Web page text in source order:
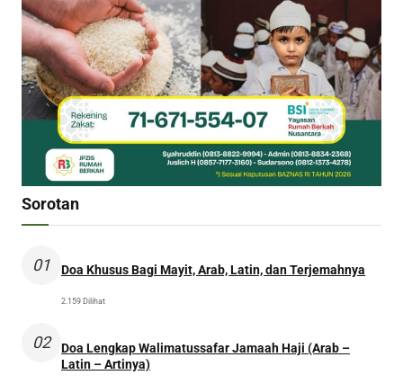
Sorotan
01 Doa Khusus Bagi Mayit, Arab, Latin, dan Terjemahnya
2.159 Dilihat
02
Doa Lengkap Walimatussafar Jamaah Haji (Arab –
Latin – Artinya)